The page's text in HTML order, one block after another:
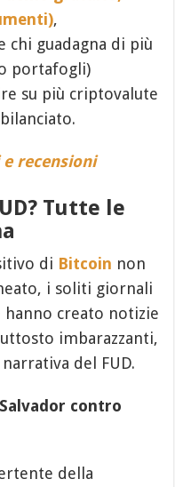
,
chi guadagna di più
portafogli)
su più criptovalute
recensioni
Tutte le
di Bitcoin non
i soliti giornali
creato notizie
imbarazzanti,
del FUD.
contro
della